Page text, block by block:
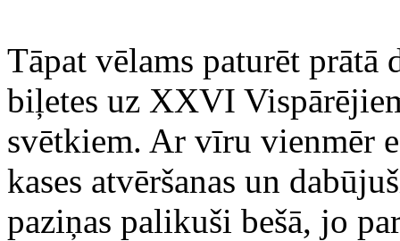
Tāpat vēlams paturēt prātā
biļetes uz XXVI
svētkiem. Ar vīru vienmēr
kases atvēršanas un
paziņas palikuši bešā, jo